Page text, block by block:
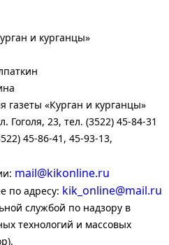
и курганцы»
газеты «Курган и курганцы»
Гоголя, 23, тел. (3522) 45-84-31
45-86-41, 45-93-13,
mail@kikonline.ru
по адресу: kik_online@mail.ru
службой по надзору в
технологий и массовых